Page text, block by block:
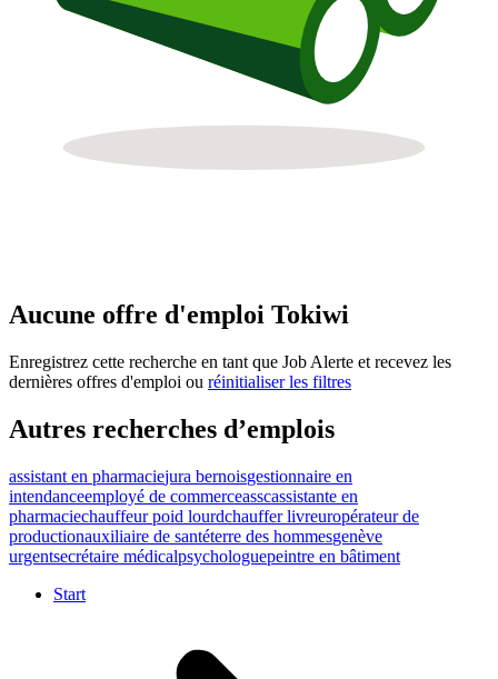
Aucune offre d'emploi Tokiwi
Enregistrez cette recherche en tant que Job Alerte et recevez les
dernières offres d'emploi ou réinitialiser les filtres
Autres recherches d’emplois
assistant en pharmaciejura bernoisgestionnaire en
intendanceemployé de commerceasscassistante en
pharmaciechauffeur poid lourdchauffer livreuropérateur de
productionauxiliaire de santéterre des hommesgenève
urgentsecrétaire médicalpsychologuepeintre en bâtiment
Start